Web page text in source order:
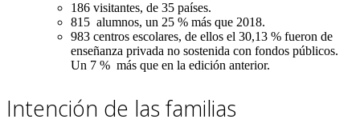
186 visitantes, de 35 países.
815 alumnos, un 25 % más que 2018.
983 centros escolares, de ellos el 30,13 % fueron de
enseñanza privada no sostenida con fondos públicos.
Un 7 % más que en la edición anterior.
Intención de las familias